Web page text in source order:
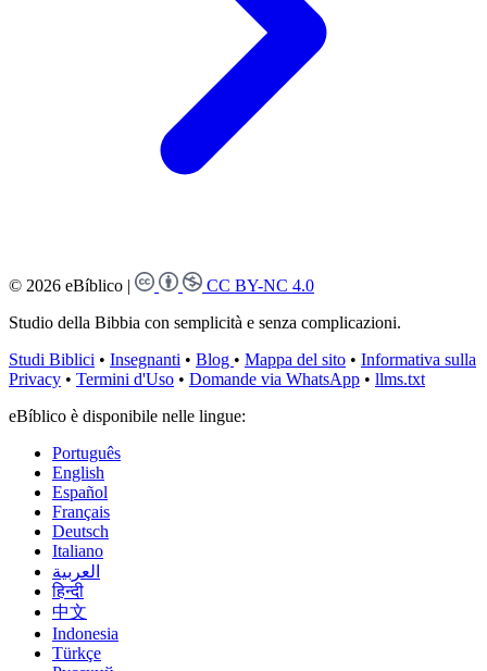
© 2026 eBíblico |
CC BY-NC 4.0
Studio della Bibbia con semplicità e senza complicazioni.
Studi Biblici • Insegnanti • Blog • Mappa del sito • Informativa sulla
Privacy • Termini d'Uso • Domande via WhatsApp • llms.txt
eBíblico è disponibile nelle lingue:
Português
English
Español
Français
Deutsch
Italiano
العربية
हिन्दी
中文
Indonesia
Türkçe